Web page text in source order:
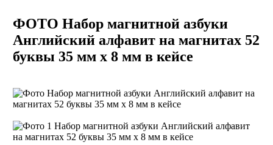
ФОТО Набор магнитной азбуки
Английский алфавит на магнитах 52
буквы 35 мм х 8 мм в кейсе